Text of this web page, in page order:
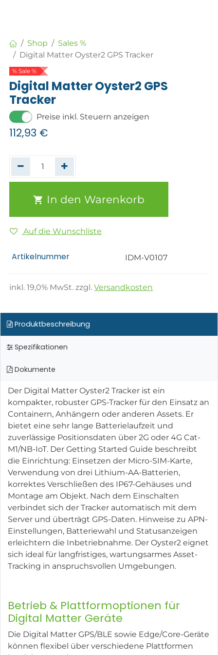
Shop
Sales %
Digital Matter Oyster2 GPS Tracker
% Sale %
Digital Matter Oyster2 GPS
Tracker
Preise inkl. Steuern anzeigen
112,93 €
In den Warenkorb
Auf die Wunschliste
Artikelnummer IDM-V0107
inkl.19,0% MwSt. zzgl.Versandkosten
Produktbeschreibung
Spezifikationen
Dokumente
Der Digital Matter Oyster2 Tracker ist ein
kompakter, robuster GPS-Tracker für den Einsatz an
Containern, Anhängern oder anderen Assets. Er
bietet eine sehr lange Batterielaufzeit und
zuverlässige Positionsdaten über 2G oder 4G Cat-
M1/NB-IoT. Der Getting Started Guide beschreibt
die Einrichtung: Einsetzen der Micro-SIM-Karte,
Verwendung von drei Lithium-AA-Batterien,
korrektes Verschließen des IP67-Gehäuses und
Montage am Objekt. Nach dem Einschalten
verbindet sich der Tracker automatisch mit dem
Server und überträgt GPS-Daten. Hinweise zu APN-
Einstellungen, Batteriewahl und Statusanzeigen
erleichtern die Inbetriebnahme. Der Oyster2 eignet
sich ideal für langfristiges, wartungsarmes Asset-
Tracking in anspruchsvollen Umgebungen.
Betrieb & Plattformoptionen für
Digital Matter Geräte
Die Digital Matter GPS/BLE sowie Edge/Core-Geräte
können flexibel über verschiedene Plattformen